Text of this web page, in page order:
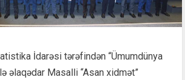
İdarəsi tərəfindən “Ümumdünya
əlaqədar Masalli “Asan xidmət”